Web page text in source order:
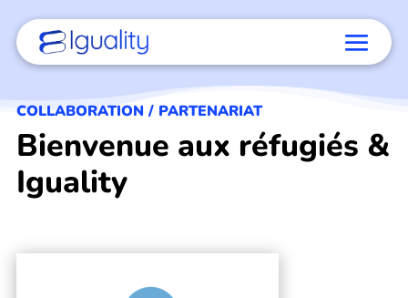
COLLABORATION / PARTENARIAT
Bienvenue aux réfugiés &
Iguality